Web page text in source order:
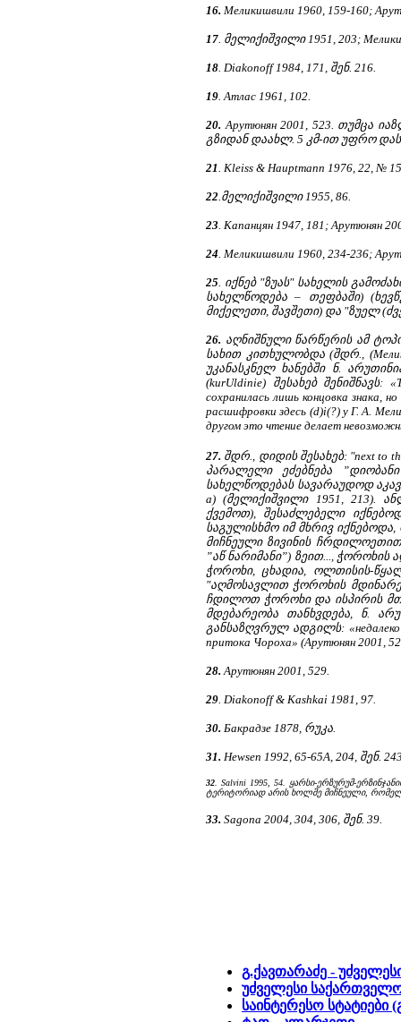
16. Меликишвили 1960, 159-160;
17 . მელიქიშვილი 1951, 203;
18 . Diakonoff 1984, 171, შენ. 216.
19 . Атлас 1961, 102.
20. Арутюнян 2001, 523. თუმცა
გზიდან დაახლ. 5 კმ-ით უფრო
21 . Kleiss & Hauptmann 1976, 22, №
22 .მელიქიშვილი 1955, 86.
23 . Капанцян 1947, 181; Арутюнян
24 . Меликишвили 1960, 234-236;
25 . იქნებ "ზუას" სახელის
სახელწოდება – თეფბაში)
მიქელეთი, შავშეთი) და "ზუელ
26. აღნიშნული წარწერის ამ
სახით კითხულობდა (შდრ.,
უკანასკნელ ხანებში ნ.
(kurUldinie) შესახებ შენიშნავს:
сохранилась лишь концовка знака,
расшифровки здесь (d)i(?) у Г. А.
другом это чтение делает
27. შდრ., დიდის შესახებ: "next to
პარალელი ეძებნება
სახელწოდებას სავარაუდოდ
a) (მელიქიშვილი 1951, 213).
ქვემოთ), შესაძლებელი
საგულისხმო იმ მხრივ
მიჩნეული ზივინის
”აწ ნარიმანი”) ზეით..., ჭოროხის
ჭოროხი, ცხადია, ოლთისის-
"აღმოსავლით ჭოროხის
ჩდილოთ ჭოროხი და ისპირის
მდებარეობა თანხვდება, ნ.
განსაზღვრულ ადგილს: «недалеко
притока Чороха» (Арутюнян 2001,
28. Арутюнян 2001, 529.
29 . Diakonoff & Kashkai 1981, 97.
30. Бакрадзе 1878, რუკა.
31. Hewsen 1992, 65-65A, 204, შენ.
32. Salvini 1995, 54. ყარსი-ერზურუმ-
ტერიტორიად არის ხოლმე მიჩნეული,
33. Sagona 2004, 304, 306, შენ. 39.
გ.ქავთარაძე -
უძველესი
საინტერესო სტატიები